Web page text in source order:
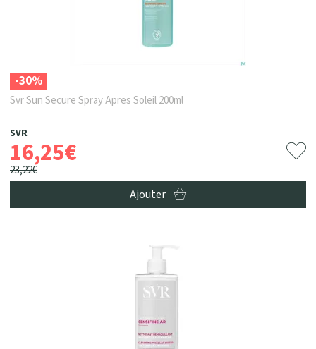
-30%
Svr Sun Secure Spray Apres Soleil 200ml
SVR
16,25€
23,22€
Ajouter